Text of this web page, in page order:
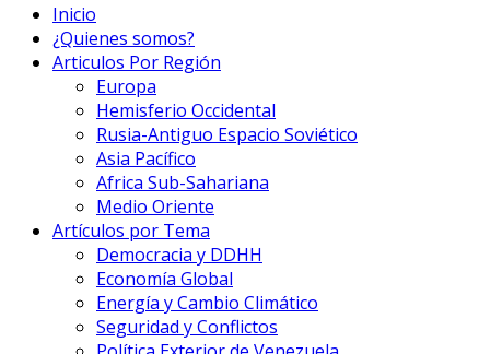
Inicio
¿Quienes somos?
Articulos Por Región
Europa
Hemisferio Occidental
Rusia-Antiguo Espacio Soviético
Asia Pacífico
Africa Sub-Sahariana
Medio Oriente
Artículos por Tema
Democracia y DDHH
Economía Global
Energía y Cambio Climático
Seguridad y Conflictos